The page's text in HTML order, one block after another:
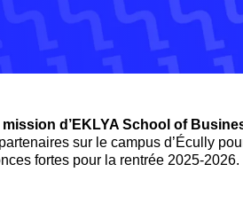
d’EKLYA School of
sur le campus d’Écully
fortes pour la rentrée 2025-2026.